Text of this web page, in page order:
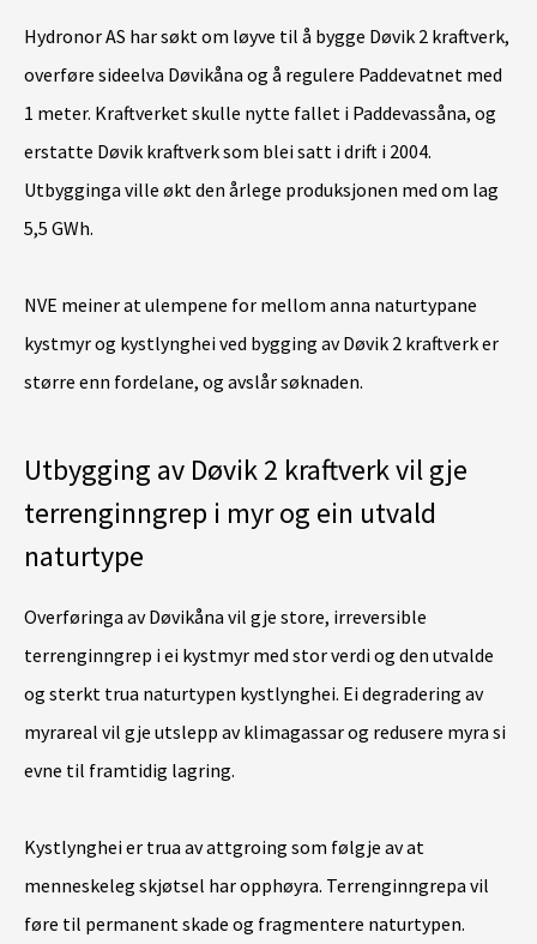
Hydronor AS har søkt om løyve til å bygge Døvik 2 kraftverk,
overføre sideelva Døvikåna og å regulere Paddevatnet med
1 meter. Kraftverket skulle nytte fallet i Paddevassåna, og
erstatte Døvik kraftverk som blei satt i drift i 2004.
Utbygginga ville økt den årlege produksjonen med om lag
5,5 GWh.
NVE meiner at ulempene for mellom anna naturtypane
kystmyr og kystlynghei ved bygging av Døvik 2 kraftverk er
større enn fordelane, og avslår søknaden.
Utbygging av Døvik 2 kraftverk vil gje
terrenginngrep i myr og ein utvald
naturtype
Overføringa av Døvikåna vil gje store, irreversible
terrenginngrep i ei kystmyr med stor verdi og den utvalde
og sterkt trua naturtypen kystlynghei. Ei degradering av
myrareal vil gje utslepp av klimagassar og redusere myra si
evne til framtidig lagring.
Kystlynghei er trua av attgroing som følgje av at
menneskeleg skjøtsel har opphøyra. Terrenginngrepa vil
føre til permanent skade og fragmentere naturtypen.